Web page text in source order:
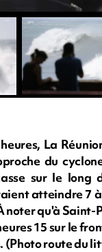
La
du
sur le
atteindre 7
qu'à Saint-
15 sur le
(Photo route du